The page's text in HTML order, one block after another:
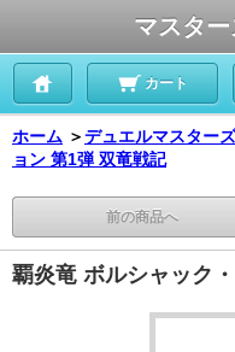
マスタ
カート
ホーム ＞デュエルマスターズ
ョン 第1弾 双竜戦記
前の商品へ
覇炎竜 ボルシャック